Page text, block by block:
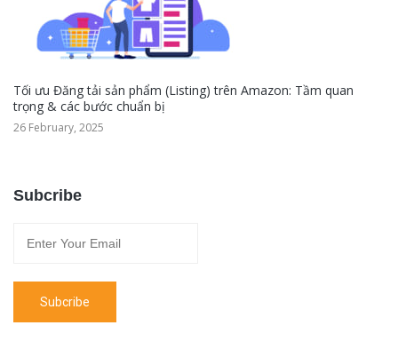
Tối ưu Đăng tải sản phẩm (Listing) trên Amazon: Tầm quan
trọng & các bước chuẩn bị
26 February, 2025
Subcribe